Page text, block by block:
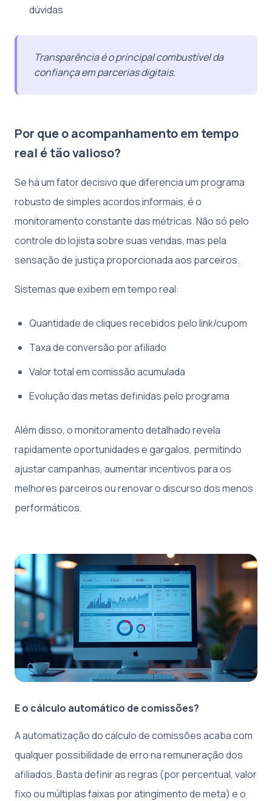
dúvidas
Transparência é o principal combustível da
confiança em parcerias digitais.
Por que o acompanhamento em tempo
real é tão valioso?
Se há um fator decisivo que diferencia um programa
robusto de simples acordos informais, é o
monitoramento constante das métricas. Não só pelo
controle do lojista sobre suas vendas, mas pela
sensação de justiça proporcionada aos parceiros.
Sistemas que exibem em tempo real:
Quantidade de cliques recebidos pelo link/cupom
Taxa de conversão por afiliado
Valor total em comissão acumulada
Evolução das metas definidas pelo programa
Além disso, o monitoramento detalhado revela
rapidamente oportunidades e gargalos, permitindo
ajustar campanhas, aumentar incentivos para os
melhores parceiros ou renovar o discurso dos menos
performáticos.
E o cálculo automático de comissões?
A automatização do cálculo de comissões acaba com
qualquer possibilidade de erro na remuneração dos
afiliados. Basta definir as regras (por percentual, valor
fixo ou múltiplas faixas por atingimento de meta) e o